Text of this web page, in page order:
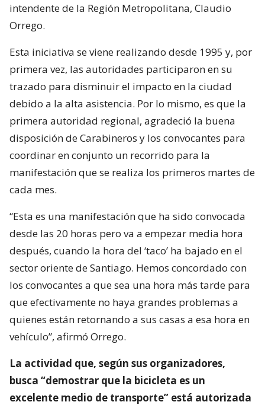
intendente de la Región Metropolitana, Claudio
Orrego.
Esta iniciativa se viene realizando desde 1995 y, por
primera vez, las autoridades participaron en su
trazado para disminuir el impacto en la ciudad
debido a la alta asistencia. Por lo mismo, es que la
primera autoridad regional, agradeció la buena
disposición de Carabineros y los convocantes para
coordinar en conjunto un recorrido para la
manifestación que se realiza los primeros martes de
cada mes.
“Esta es una manifestación que ha sido convocada
desde las 20 horas pero va a empezar media hora
después, cuando la hora del ‘taco’ ha bajado en el
sector oriente de Santiago. Hemos concordado con
los convocantes a que sea una hora más tarde para
que efectivamente no haya grandes problemas a
quienes están retornando a sus casas a esa hora en
vehículo”, afirmó Orrego.
La actividad que, según sus organizadores,
busca “demostrar que la bicicleta es un
excelente medio de transporte” está autorizada